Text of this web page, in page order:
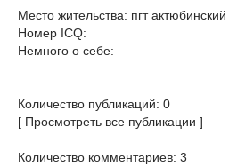
Место жительства: пгт актюбинский
Номер ICQ:
Немного о себе:
Количество публикаций: 0
[ Просмотреть все публикации ]
Количество комментариев: 3